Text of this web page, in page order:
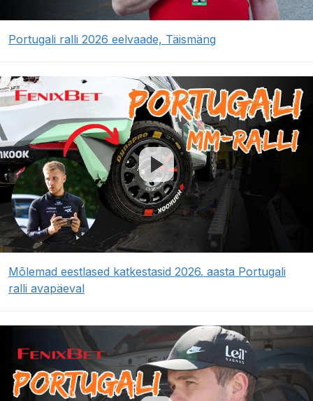
Portugali ralli 2026 eelvaade, Täismäng
Mõlemad eestlased katkestasid 2026. aasta Portugali
ralli avapäeval